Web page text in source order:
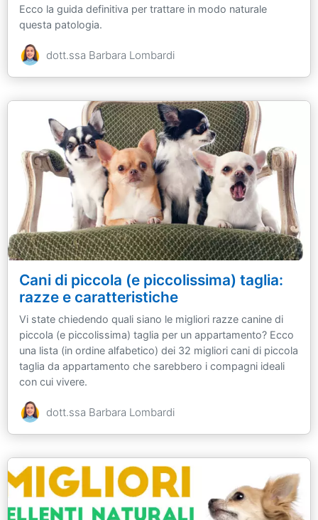
Ecco la guida definitiva per trattare in modo naturale
questa patologia.
dott.ssa Barbara Lombardi
Cani di piccola (e piccolissima) taglia:
razze e caratteristiche
Vi state chiedendo quali siano le migliori razze canine di
piccola (e piccolissima) taglia per un appartamento? Ecco
una lista (in ordine alfabetico) dei 32 migliori cani di piccola
taglia da appartamento che sarebbero i compagni ideali
con cui vivere.
dott.ssa Barbara Lombardi